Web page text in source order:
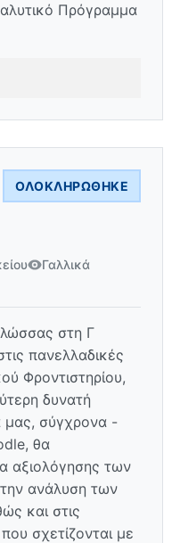
Πρόγραμμα
ΟΛΟΚΛΗΡΏΘΗΚΕ
Γαλλικά
στη Γ
πανελλαδικές
Φροντιστηρίου,
δυνατή
μας, σύγχρονα -
θα
αξιολόγησης των
ανάλυση των
και στις
σχετίζονται με